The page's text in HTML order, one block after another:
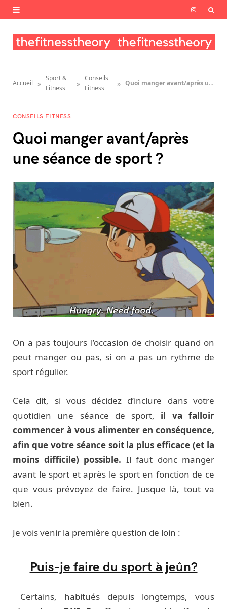
I
s
a
Accueil »
Sport &
Fitness
»
Conseils
Fitness
» Quoi manger avant/après une séance de sport ?
CONSEILS FITNESS
Quoi manger avant/après
une séance de sport ?
On a pas toujours l’occasion de choisir quand on
peut manger ou pas, si on a pas un rythme de
sport régulier.
Cela dit, si vous décidez d’inclure dans votre
quotidien une séance de sport, il va falloir
commencer à vous alimenter en conséquence,
afin que votre séance soit la plus efficace (et la
moins difficile) possible. Il faut donc manger
avant le sport et après le sport en fonction de ce
que vous prévoyez de faire. Jusque là, tout va
bien.
Je vois venir la première question de loin :
Puis-je faire du sport à jeûn?
Certains, habitués depuis longtemps, vous